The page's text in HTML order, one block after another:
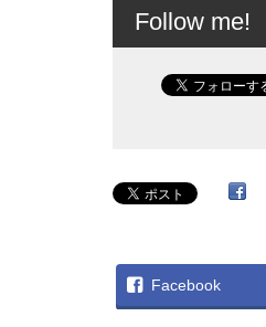
Follow me!
Facebook